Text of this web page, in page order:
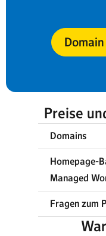
Preise
Domains
Homepage-
Managed
Fragen zum